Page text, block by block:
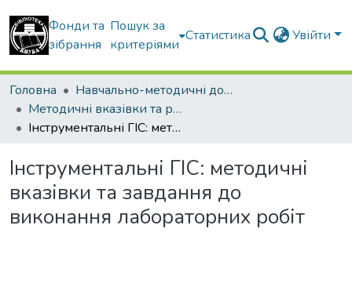
Фонди та
зібрання
Пошук за
критеріями
Статистика Увійти
Головна
Навчально-методичні документи
Методичні вказівки та рекомендації
Інструментальні ГІС: методичні вказівки та завдання до виконання лабораторних робіт
Інструментальні ГІС: методичні
вказівки та завдання до
виконання лабораторних робіт